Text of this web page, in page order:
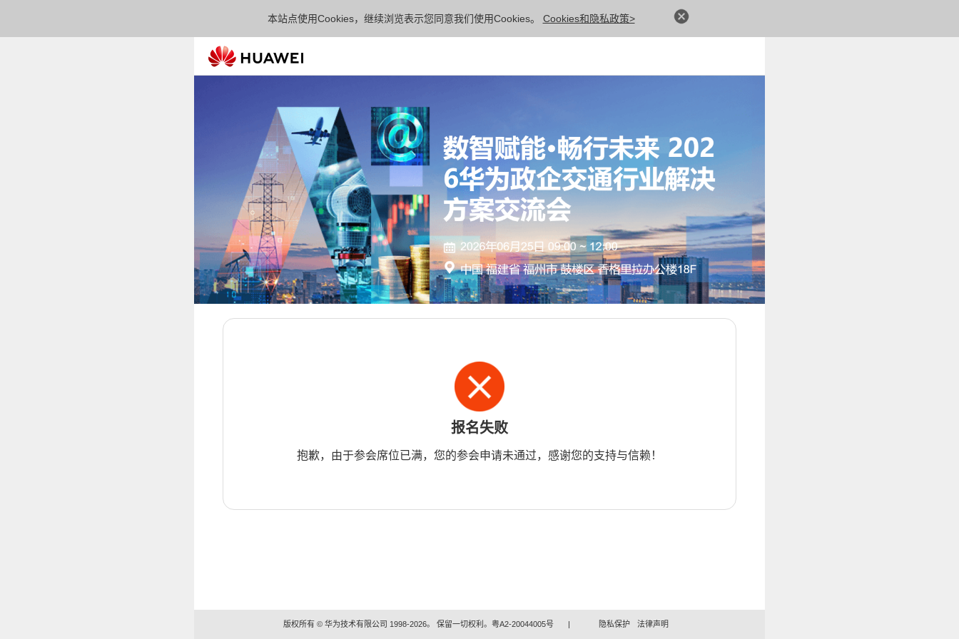
本站点使用Cookies，继续浏览表示您同意我们使用Cookies。 Cookies和隐私政策>
报名失败
抱歉，由于参会席位已满，您的参会申请未通过，感谢您的支持与信赖！
版权所有 © 华为技术有限公司 1998-2026。 保留一切权利。粤A2-20044005号 | 隐私保护 法律声明